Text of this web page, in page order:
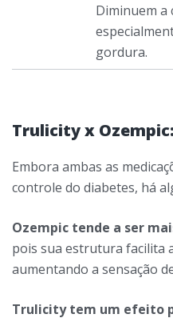
Diminuem a
gordura.
Trulicity x
Embora ambas as
controle do diabetes, há
Ozempic tende a ser
pois sua estrutura facilita
aumentando a sensação
Trulicity tem um efeito